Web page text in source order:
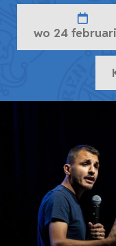
wo 24